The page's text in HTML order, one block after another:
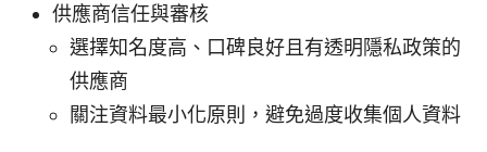
供應商信任與審核
選擇知名度高、口碑良好且有透明隱私政策的
供應商
關注資料最小化原則，避免過度收集個人資料